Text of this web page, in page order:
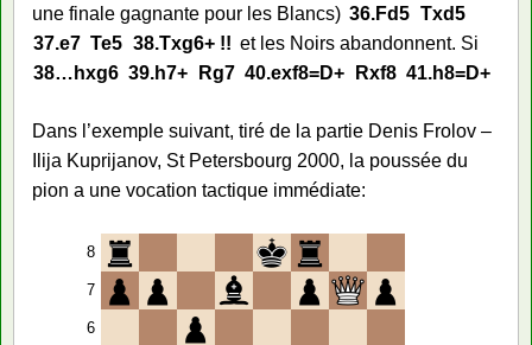
une finale gagnante pour les Blancs
36.Fd5 Txd5
37.e7 Te5 38.Txg6+ !! et les Noirs abandonnent. Si
38… hxg6 39.h7+ Rg7 40.exf8=D+ Rxf8 41.h8=D+
Dans l’exemple suivant, tiré de la partie Denis Frolov –
Ilija Kuprijanov, St Petersbourg 2000, la poussée du
pion a une vocation tactique immédiate:
8
7
6